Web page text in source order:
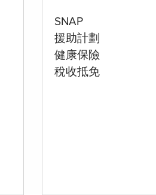
SNAP
援助計劃
健康保險
稅收抵免